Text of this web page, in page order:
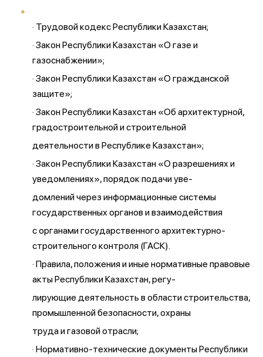
· Трудовой кодекс Республики Казахстан;
· Закон Республики Казахстан «О газе и
газоснабжении»;
· Закон Республики Казахстан «О гражданской
защите»;
· Закон Республики Казахстан «Об архитектурной,
градостроительной и строительной
деятельности в Республике Казахстан»;
· Закон Республики Казахстан «О разрешениях и
уведомлениях», порядок подачи уве-
домлений через информационные системы
государственных органов и взаимодействия
с органами государственного архитектурно-
строительного контроля (ГАСК).
· Правила, положения и иные нормативные правовые
акты Республики Казахстан, регу-
лирующие деятельность в области строительства,
промышленной безопасности, охраны
труда и газовой отрасли;
· Нормативно-технические документы Республики